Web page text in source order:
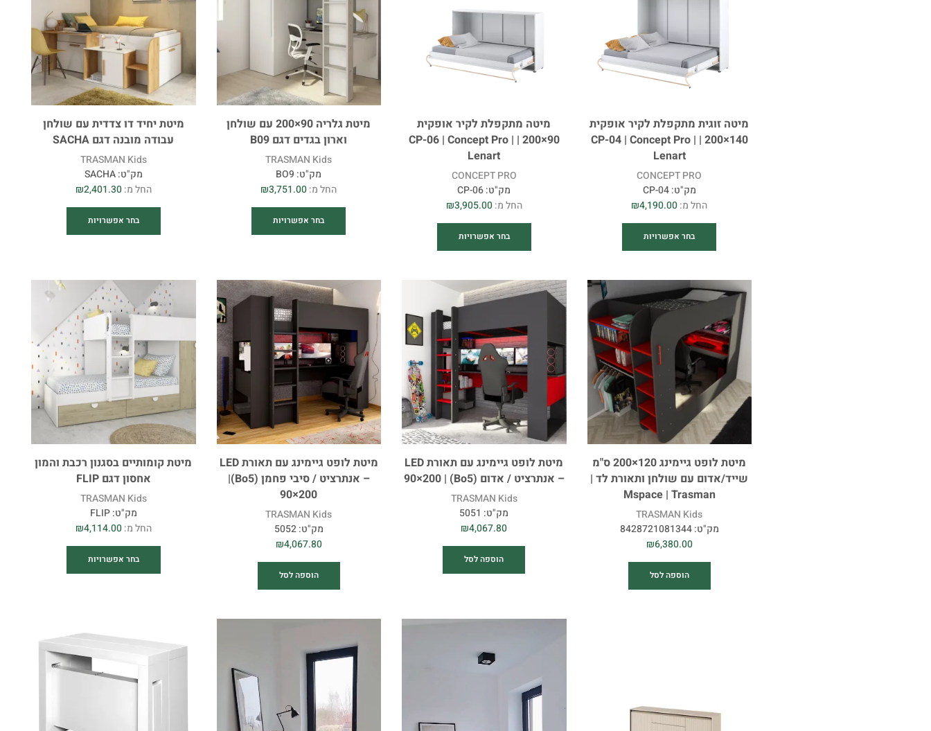
מיטה זוגית מתקפלת לקיר אופקית
140×200 | CP-04 | Concept Pro |
Lenart
CONCEPT PRO
מק"ט:CP-04
החל מ:
₪4,190.00
בחר אפשרויות
מיטה מתקפלת לקיר אופקית
90×200 | CP-06 | Concept Pro |
Lenart
CONCEPT PRO
מק"ט:CP-06
החל מ:
₪3,905.00
בחר אפשרויות
מיטת גלריה 90×200 עם שולחן
וארון בגדים דגם B09
TRASMAN Kids
מק"ט: BO9
החל מ:
₪3,751.00
בחר אפשרויות
מיטת יחיד דו צדדית עם שולחן
עבודה מובנה דגם SACHA
TRASMAN Kids
מק"ט:SACHA
החל מ:
₪2,401.30
בחר אפשרויות
מיטת לופט גיימינג 120×200 ס"מ
שייד/אדום עם שולחן ותאורת לד |
Mspace | Trasman
TRASMAN Kids
מק"ט:8428721081344
₪6,380.00
הוספה לסל
מיטת לופט גיימינג עם תאורת LED
– אנתרציט / אדום (Bo5) | 90×200
TRASMAN Kids
מק"ט: 5051
₪4,067.80
הוספה לסל
מיטת לופט גיימינג עם תאורת LED
– אנתרציט / סיבי פחמן (Bo5)|
90×200
TRASMAN Kids
מק"ט:5052
₪4,067.80
הוספה לסל
מיטת קומותיים בסגנון רכבת והמון
אחסון דגם FLIP
TRASMAN Kids
מק"ט:FLIP
החל מ:
₪4,114.00
בחר אפשרויות